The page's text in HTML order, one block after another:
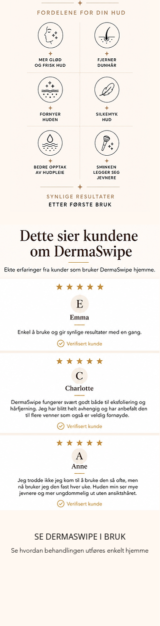
SE DERMASWIPE I BRUK
Se hvordan behandlingen utføres enkelt hjemme